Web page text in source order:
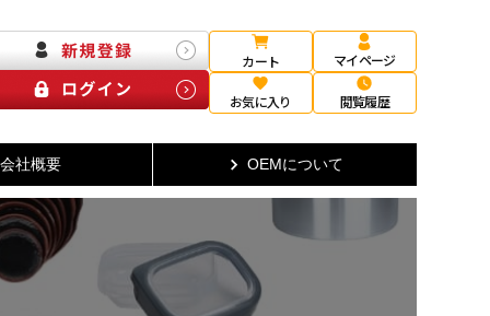
カート マイページ
お気に入り 閲覧履歴
会社概要 OEMについて